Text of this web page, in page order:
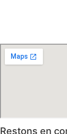
Restons en